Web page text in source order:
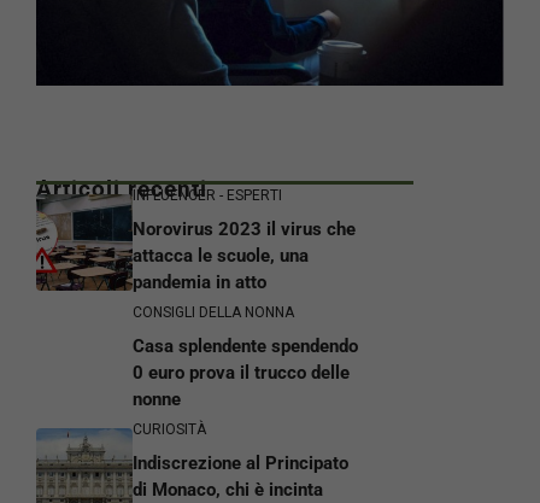
Articoli recentiINFLUENCER - ESPERTI
Norovirus 2023 il virus che
attacca le scuole, una
pandemia in atto
CONSIGLI DELLA NONNA
Casa splendente spendendo
0 euro prova il trucco delle
nonne
CURIOSITÀ
Indiscrezione al Principato
di Monaco, chi è incinta